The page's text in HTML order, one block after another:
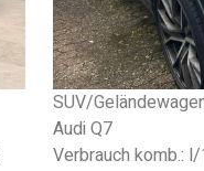
SUV/
Audi Q7
Verbrauch komb.: